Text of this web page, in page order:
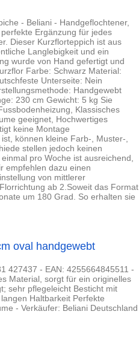
- Beliani - Handgeflochtener,
Ergänzung für jedes
Dieser Kurzflorteppich ist aus
Langlebigkeit und ein
wurde von Hand gefertigt und
Farbe: Schwarz Material:
Unterseite: Nein
Handgewebt
230 cm Gewicht: 5 kg Sie
Klassisches
geeignet, Hochwertiges
keine Montage
können kleine Farb-, Muster-,
stellen jedoch keinen
pro Woche ist ausreichend,
empfehlen dazu einen
von mittlerer
ab 2.Soweit das Format
um 180 Grad. So erhalten sie
oval handgewebt
427437 - EAN: 4255664845511 -
Material, sorgt für ein originelles
sehr pflegeleicht Besticht mit
Haltbarkeit Perfekte
- Verkäufer: Beliani Deutschland